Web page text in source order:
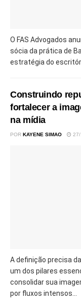
O FAS Advogados
sócia da prática de
estratégia do
Construindo
fortalecer a
na mídia
POR KAYENE SIMAO
A definição precisa
um dos pilares
consolidar sua
por fluxos intensos...